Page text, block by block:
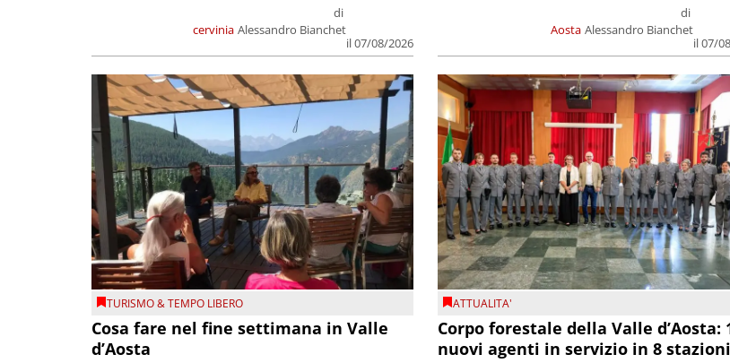
cervinia
di
Alessandro Bianchet
il 07/08/2026
Aosta
di
Alessandro Bianchet
il 07/
TURISMO & TEMPO LIBERO
Cosa fare nel fine settimana in Valle
d’Aosta
ATTUALITA'
Corpo forestale della Valle d’Aosta:
nuovi agenti in servizio in 8 stazioni